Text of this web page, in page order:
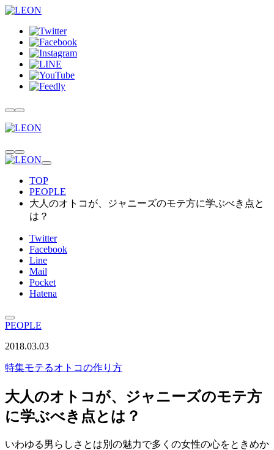
TOP
PEOPLE
大人のオトコが、ジャニーズのモテ方に学ぶべき点と
は？
Twitter
Facebook
Line
Mail
Pocket
Hatena
PEOPLE
2018.03.03
特集モテるオトコの作り方
大人のオトコが、ジャニーズのモテ方
に学ぶべき点とは？
いわゆる男らしさとは別の魅力で多くの女性の心をときめか